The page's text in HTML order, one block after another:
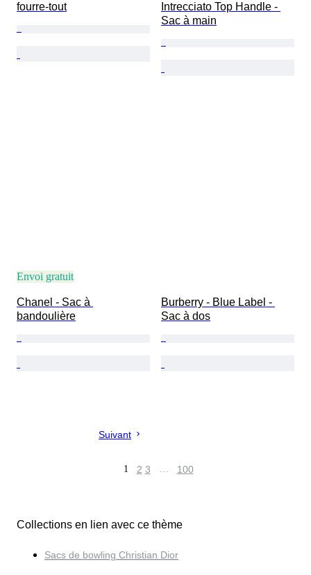
fourre-tout
Intrecciato Top Handle -
Sac à main
Envoi gratuit
Chanel - Sac à
bandoulière
Burberry - Blue Label -
Sac à dos
Suivant
1 2 3 … 100
Collections en lien avec ce thème
Sacs de bowling Christian Dior